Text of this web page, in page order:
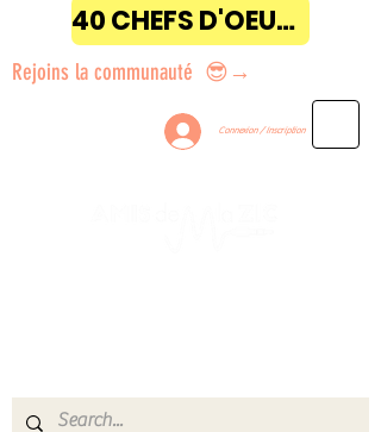
40 CHEFS D'OEUVRE
Rejoins la communauté 😎→
Connexion / Inscription